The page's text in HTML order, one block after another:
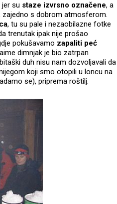
su staze izvrsno označene, a
zajedno s dobrom atmosferom.
, tu su pale i nezaobilazne fotke
trenutak ipak nije prošao
pokušavamo zapaliti peć
dimnjak je bio zatrpan
duh nisu nam dozvoljavali da
koji smo otopili u loncu na
se), priprema roštilj.